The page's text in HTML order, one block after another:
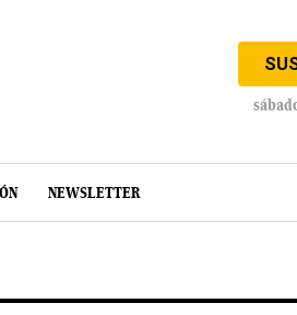
NEWSLETTER